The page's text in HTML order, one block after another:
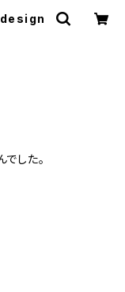
design
した。